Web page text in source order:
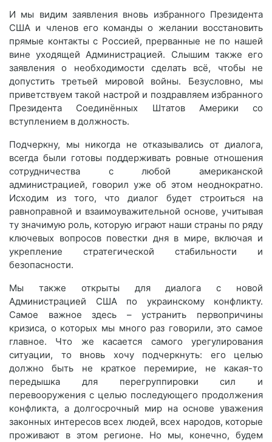
И мы видим заявления вновь избранного Президента
США и членов его команды о желании восстановить
прямые контакты с Россией, прерванные не по нашей
вине уходящей Администрацией. Слышим также его
заявления о необходимости сделать всё, чтобы не
допустить третьей мировой войны. Безусловно, мы
приветствуем такой настрой и поздравляем избранного
Президента Соединённых Штатов Америки со
вступлением в должность.
Подчеркну, мы никогда не отказывались от диалога,
всегда были готовы поддерживать ровные отношения
сотрудничества с любой американской
администрацией, говорил уже об этом неоднократно.
Исходим из того, что диалог будет строиться на
равноправной и взаимоуважительной основе, учитывая
ту значимую роль, которую играют наши страны по ряду
ключевых вопросов повестки дня в мире, включая и
укрепление стратегической стабильности и
безопасности.
Мы также открыты для диалога с новой
Администрацией США по украинскому конфликту.
Самое важное здесь – устранить первопричины
кризиса, о которых мы много раз говорили, это самое
главное. Что же касается самого урегулирования
ситуации, то вновь хочу подчеркнуть: его целью
должно быть не краткое перемирие, не какая-то
передышка для перегруппировки сил и
перевооружения с целью последующего продолжения
конфликта, а долгосрочный мир на основе уважения
законных интересов всех людей, всех народов, которые
проживают в этом регионе. Но мы, конечно, будем